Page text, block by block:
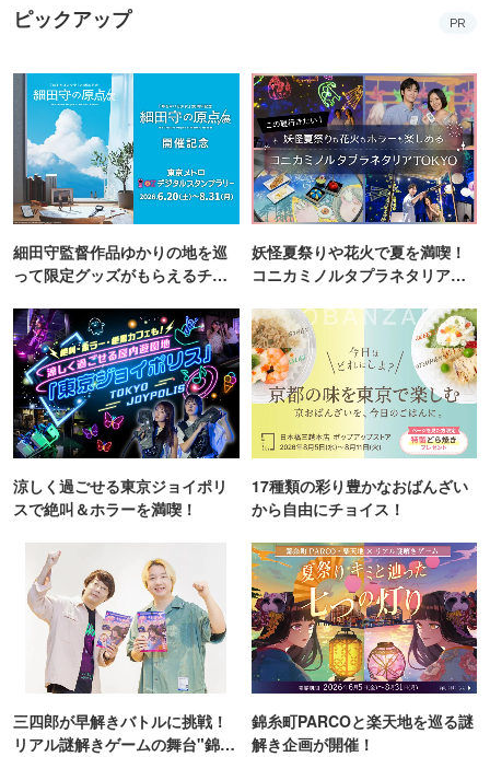
ピックアップ PR
細田守監督作品ゆかりの地を巡
って限定グッズがもらえるチャ
妖怪夏祭りや花火で夏を満喫！
コニカミノルタプラネタリア
涼しく過ごせる東京ジョイポリ
スで絶叫＆ホラーを満喫！
17種類の彩り豊かなおばんざい
から自由にチョイス！
三四郎が早解きバトルに挑戦！
リアル謎解きゲームの舞台"錦糸
錦糸町PARCOと楽天地を巡る謎
解き企画が開催！